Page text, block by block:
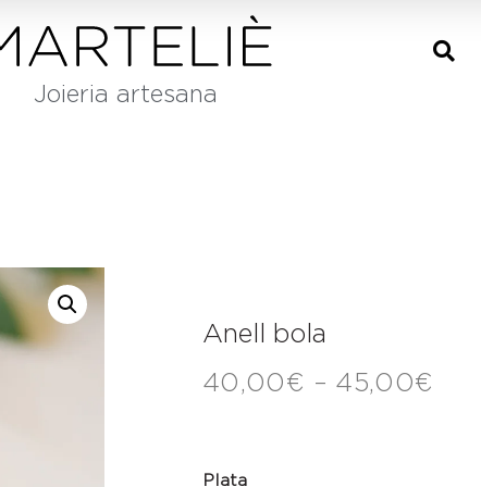
Joieria artesana
Anell bola
40,00€ – 45,00€
Plata